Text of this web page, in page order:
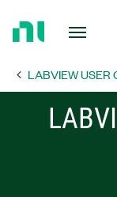
Page LABVIEW USER